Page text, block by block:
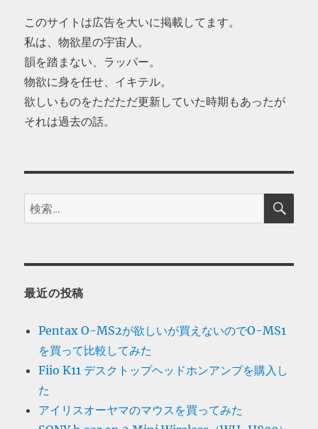
このサイトは広告を大いに掲載してます。
私は、物欲星の宇宙人。
韻を踏まない、ラッパー。
物欲に身を任せ、イキテル。
欲しいものをただただ更新していた時期もあったが
それは過去の話。
検
索:
検
最近の投稿
Pentax O-MS2が欲しいが買えないのでO-MS1
を買って比較してみた
Fiio K11 デスクトップヘッドホンアンプを購入し
た
アイリスオーヤマのマウスを買ってみた